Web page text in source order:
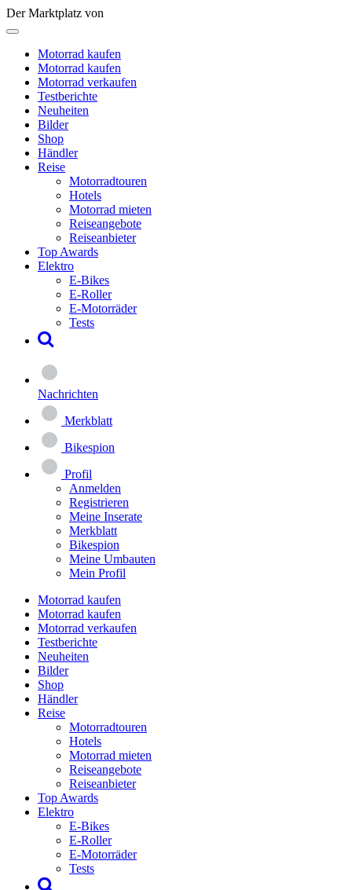
Der Marktplatz von
Motorrad kaufen
Motorrad kaufen
Motorrad verkaufen
Testberichte
Neuheiten
Bilder
Shop
Händler
Reise
Motorradtouren
Hotels
Motorrad mieten
Reiseangebote
Reiseanbieter
Top Awards
Elektro
E-Bikes
E-Roller
E-Motorräder
Tests
Nachrichten
Merkblatt
Bikespion
Profil
Anmelden
Registrieren
Meine Inserate
Merkblatt
Bikespion
Meine Umbauten
Mein Profil
Motorrad kaufen
Motorrad kaufen
Motorrad verkaufen
Testberichte
Neuheiten
Bilder
Shop
Händler
Reise
Motorradtouren
Hotels
Motorrad mieten
Reiseangebote
Reiseanbieter
Top Awards
Elektro
E-Bikes
E-Roller
E-Motorräder
Tests